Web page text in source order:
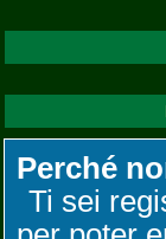
Perché
Ti sei